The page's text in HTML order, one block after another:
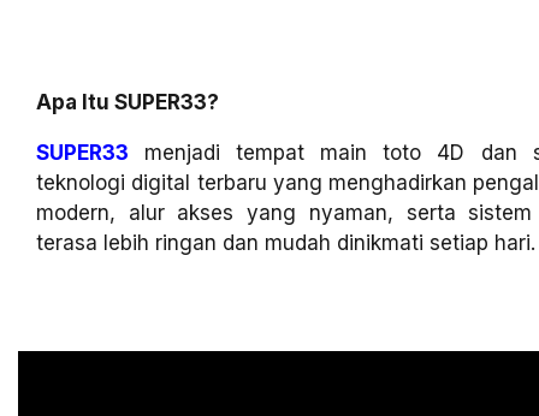
Apa Itu SUPER33?
SUPER33 menjadi tempat main toto 4D dan
teknologi digital terbaru yang menghadirkan
modern, alur akses yang nyaman, serta
terasa lebih ringan dan mudah dinikmati setiap hari.